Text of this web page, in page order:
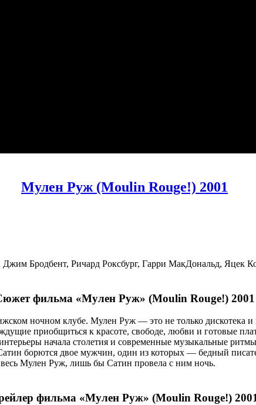
Мулен Руж (Moulin Rouge!) 2001
Бродбент, Ричард Роксбург, Гарри МакДональд, Яцек
фильма «Мулен Руж» (Moulin Rouge!) 2001
ночном клубе. Мулен Руж — это не только
приобщиться к красоте, свободе, любви и готовые
начала столетия и современные музыкальные
борются двое мужчин, один из которых — бедный
Мулен Руж, лишь бы Сатин провела с ним ночь.
фильма «Мулен Руж» (Moulin Rouge!)